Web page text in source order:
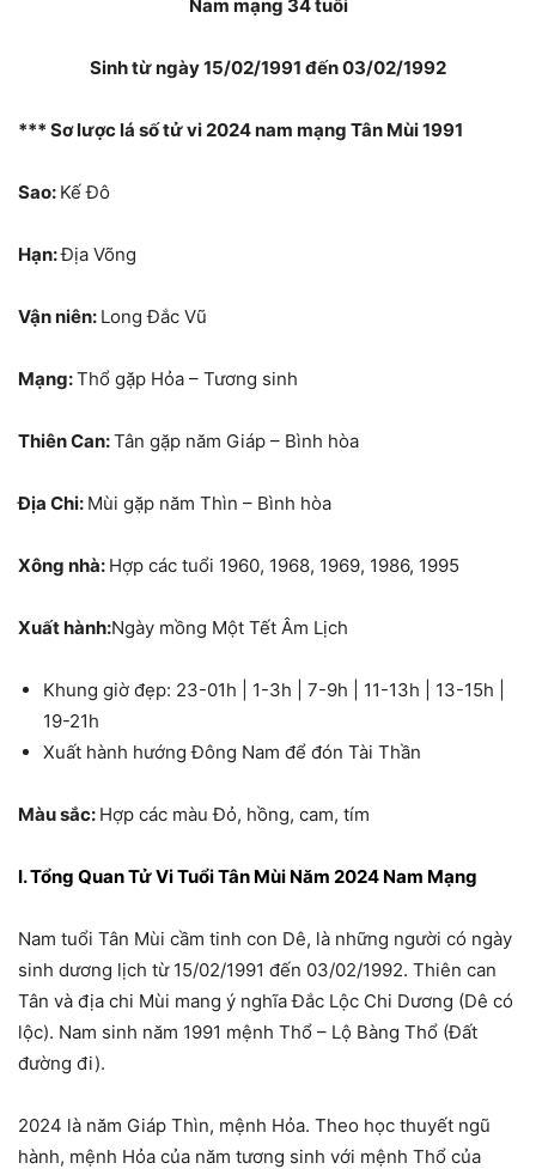
Nam mạng 34 tuổi
Sinh từ ngày 15/02/1991 đến 03/02/1992
*** Sơ lược lá số tử vi 2024 nam mạng Tân Mùi 1991
Sao: Kế Đô
Hạn:Địa Võng
Vận niên: Long Đắc Vũ
Mạng:Thổ gặp Hỏa – Tương sinh
Thiên Can:Tân gặp năm Giáp – Bình hòa
Địa Chi: Mùi gặp năm Thìn – Bình hòa
Xông nhà: Hợp các tuổi 1960, 1968, 1969, 1986, 1995
Xuất hành:Ngày mồng Một Tết Âm Lịch
Khung giờ đẹp: 23-01h | 1-3h | 7-9h | 11-13h | 13-15h |
19-21h
Xuất hành hướng Đông Nam để đón Tài Thần
Màu sắc: Hợp các màu Đỏ, hồng, cam, tím
I. Tổng Quan Tử Vi Tuổi Tân Mùi Năm 2024 Nam Mạng
Nam tuổi Tân Mùi cầm tinh con Dê, là những người có ngày
sinh dương lịch từ 15/02/1991 đến 03/02/1992. Thiên can
Tân và địa chi Mùi mang ý nghĩa Đắc Lộc Chi Dương (Dê có
lộc). Nam sinh năm 1991 mệnh Thổ – Lộ Bàng Thổ (Đất
đường đi).
2024 là năm Giáp Thìn, mệnh Hỏa. Theo học thuyết ngũ
hành, mệnh Hỏa của năm tương sinh với mệnh Thổ của